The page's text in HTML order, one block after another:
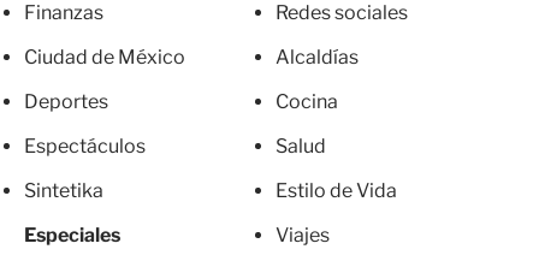
Finanzas
Ciudad de México
Deportes
Espectáculos
Sintetika
Especiales
Redes sociales
Alcaldías
Cocina
Salud
Estilo de Vida
Viajes